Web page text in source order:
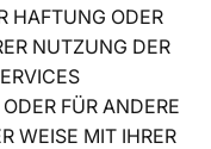
HAFTUNG ODER
NUTZUNG DER
FÜR ANDERE
WEISE MIT IHRER